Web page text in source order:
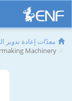
معدّات إعادة تدوير
Machinery